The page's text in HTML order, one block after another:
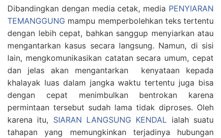
Dibandingkan dengan media cetak, media PENYIARAN
TEMANGGUNG mampu memperbolehkan teks tertentu
dengan lebih cepat, bahkan sanggup menyiarkan atau
mengantarkan kasus secara langsung. Namun, di sisi
lain, mengkomunikasikan catatan secara umum, cepat
dan jelas akan mengantarkan kenyataan kepada
khalayak luas dalam jangka waktu tertentu juga bisa
dengan cepat menimbulkan bentrokan karena
permintaan tersebut sudah lama tidak diproses. Oleh
karena itu, SIARAN LANGSUNG KENDAL ialah suatu
tahapan yang memungkinkan terjadinya hubungan